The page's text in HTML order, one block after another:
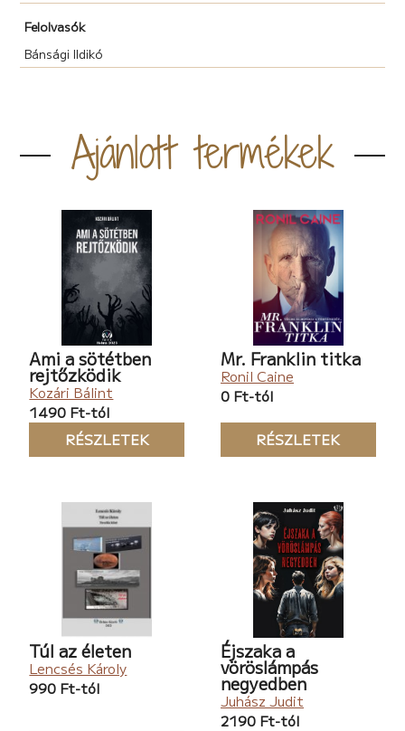
Felolvasók
Bánsági Ildikó
Ajánlott termékek
Ami a sötétben
rejtőzködik
Kozári Bálint
1490 Ft-tól
RÉSZLETEK
Mr. Franklin titka
Ronil Caine
0 Ft-tól
RÉSZLETEK
Túl az életen
Lencsés Károly
990 Ft-tól
Éjszaka a
vöröslámpás
negyedben
Juhász Judit
2190 Ft-tól